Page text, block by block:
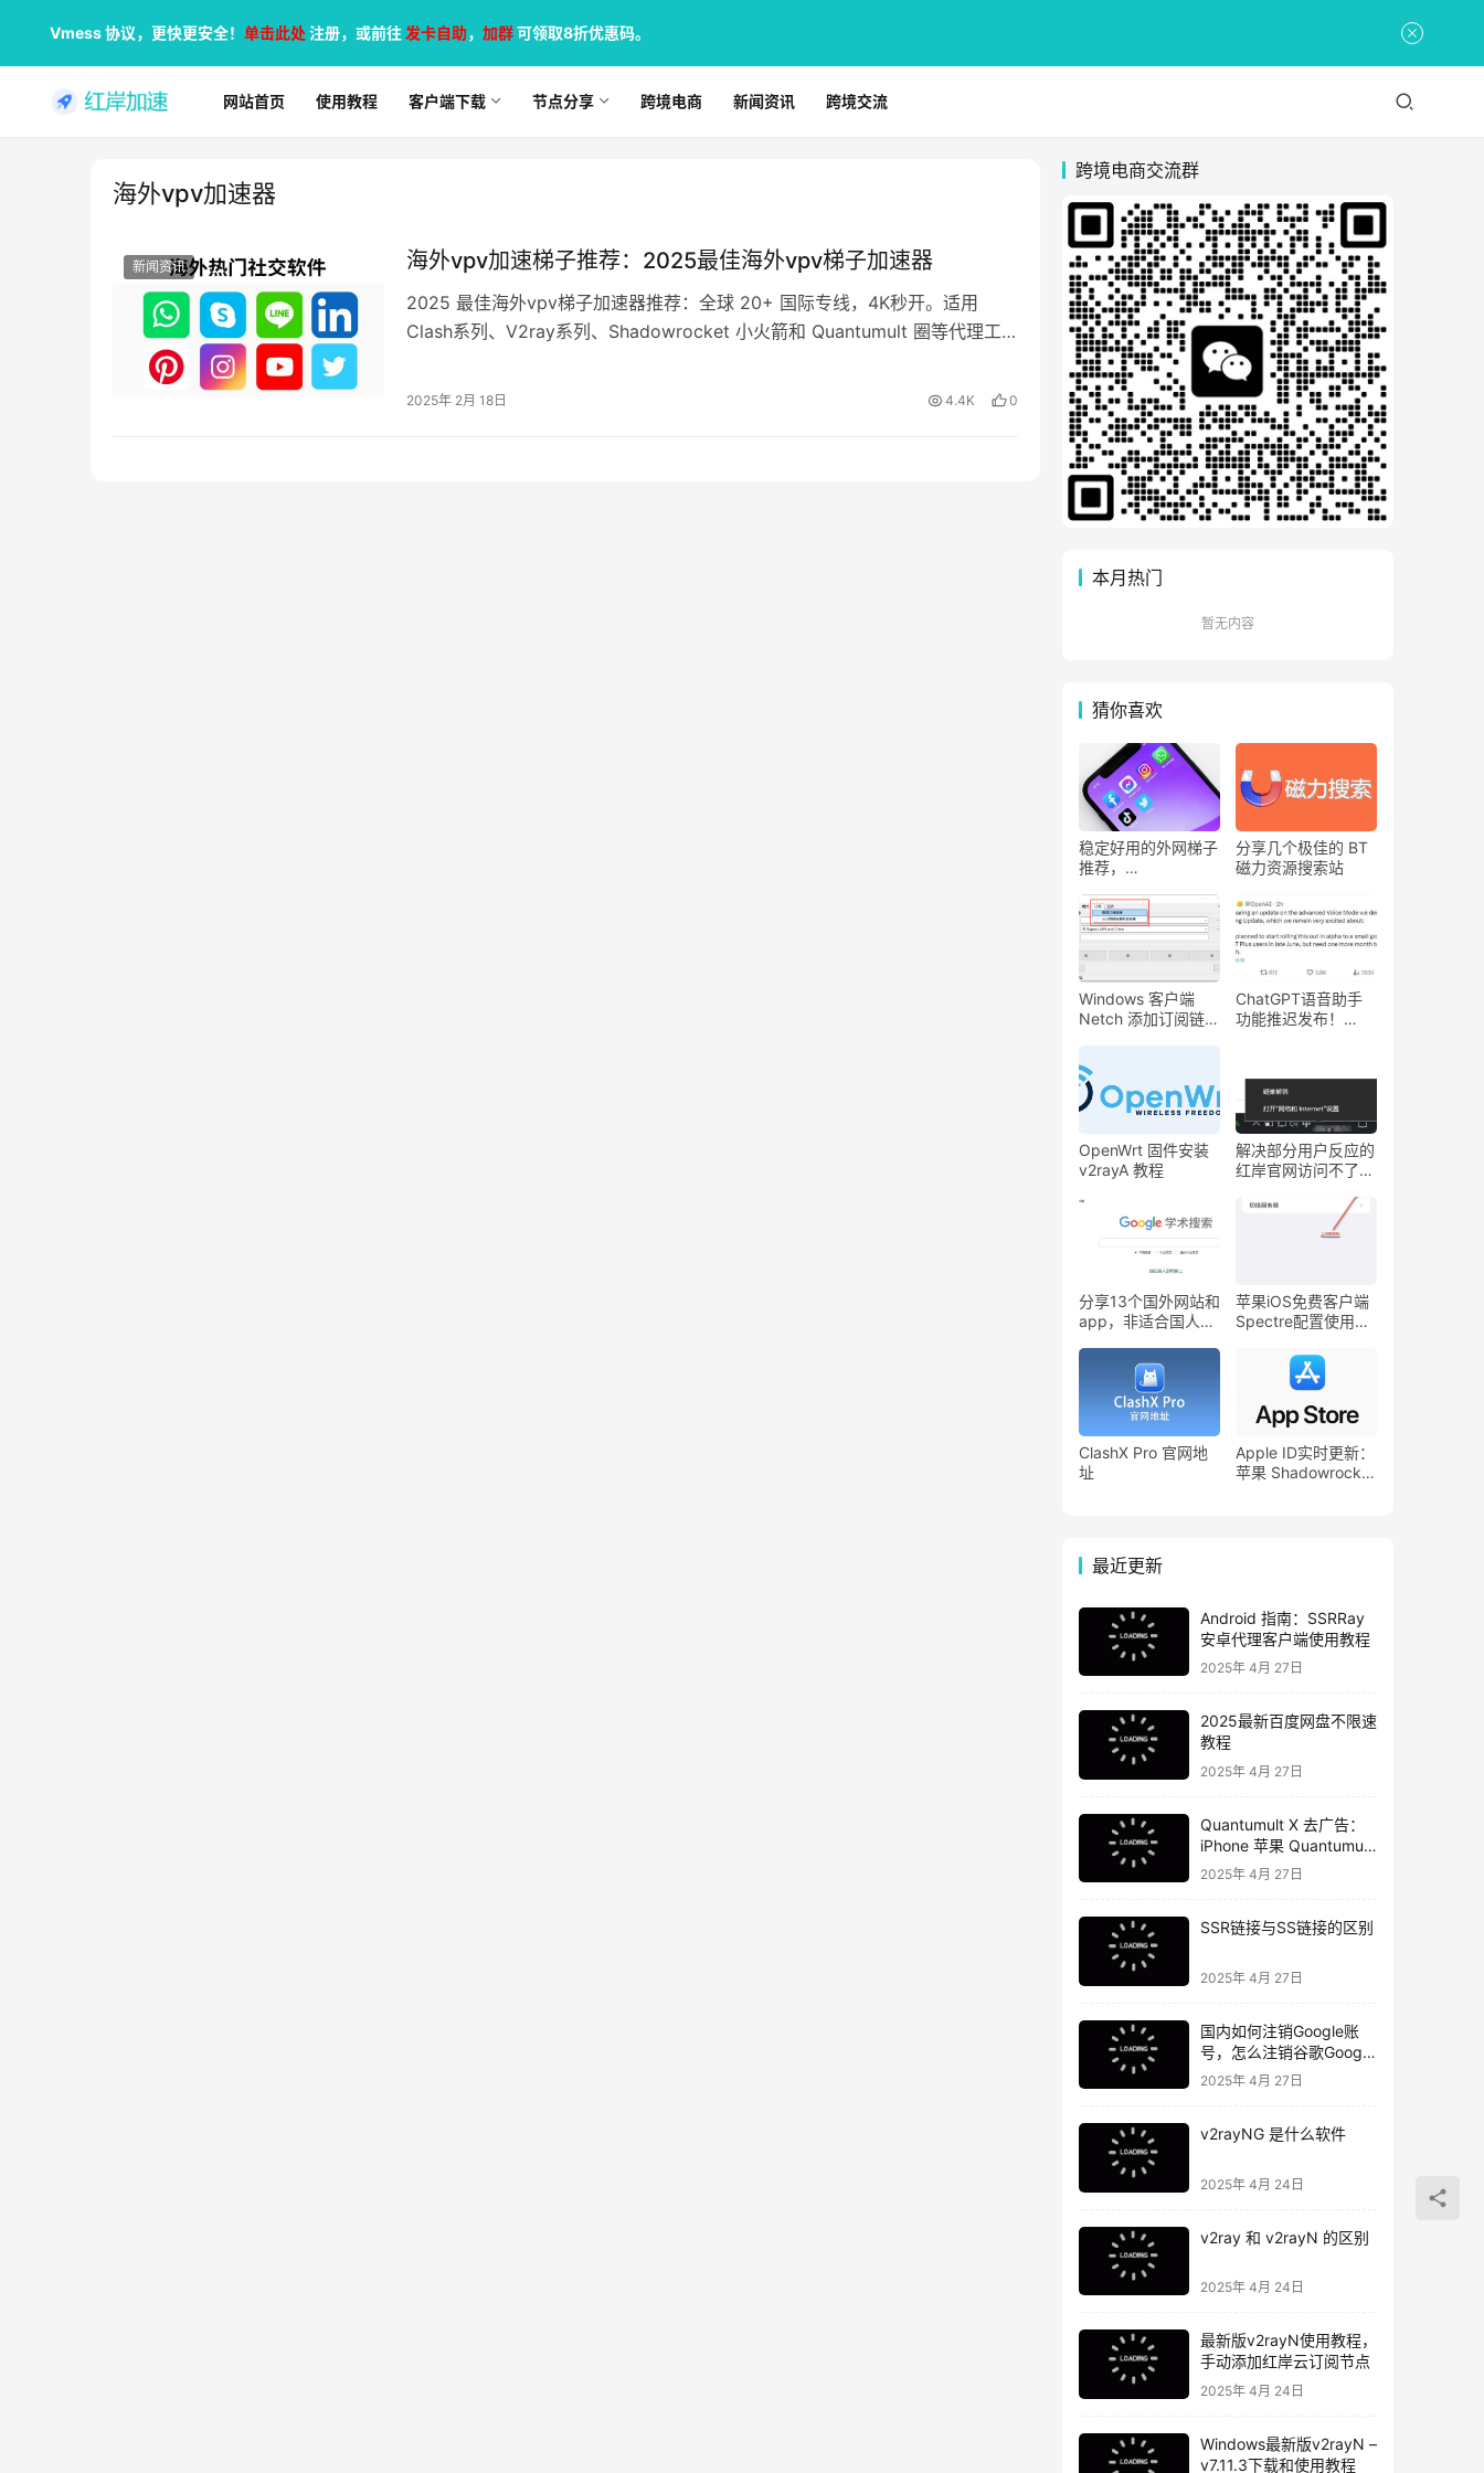
网站首页 使用教程 客户端下载 节点分享 跨境电商 新闻资讯 跨境交流
海外vpv加速器
新闻资讯 海外vpv加速梯子推荐：2025最佳海外vpv梯子加速器
2025 最佳海外vpv梯子加速器推荐：全球 20+ 国际专线，4K秒开。适用
Clash系列、V2ray系列、Shadowrocket 小火箭和 Quantumult 圈等代理工
2025年 2月 18日 4.4K 0
跨境电商交流群
本月热门
暂无内容
猜你喜欢
稳定好用的外网梯子
推荐，
dowrocket 客户端
通用
分享几个极佳的 BT
磁力资源搜索站
Windows 客户端
Netch 添加订阅链接
ChatGPT语音助手
功能推迟发布！
OpenWrt 固件安装
v2rayA 教程
解决部分用户反应的
红岸官网访问不了的
分享13个国外网站和
app，非适合国人深
苹果iOS免费客户端
Spectre配置使用教
ClashX Pro 官网地
址
Apple ID实时更新：
苹果 Shadowrocket
最近更新
Android 指南：SSRRay
安卓代理客户端使用教程
2025年 4月 27日
2025最新百度网盘不限速
教程
2025年 4月 27日
Quantumult X 去广告：
iPhone 苹果 Quantumult
X 去广告教程
2025年 4月 27日
SSR链接与SS链接的区别
2025年 4月 27日
国内如何注销Google账
号，怎么注销谷歌Google
账号
2025年 4月 27日
v2rayNG 是什么软件
2025年 4月 24日
v2ray 和 v2rayN 的区别
2025年 4月 24日
最新版v2rayN使用教程，
手动添加红岸云订阅节点
2025年 4月 24日
Windows最新版v2rayN –
v7.11.3下载和使用教程
Vmess 协议，更快更安全！ 单击此处注册，或前往 发卡自助， 加群可领取8折优惠码。